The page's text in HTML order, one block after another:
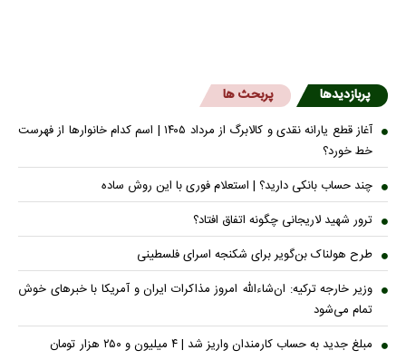
پربازدیدها پربحث ها
آغاز قطع یارانه نقدی و کالابرگ از مرداد ۱۴۰۵ | اسم کدام خانوار‌ها از فهرست
خط خورد؟
چند حساب بانکی دارید؟ | استعلام فوری با این روش ساده
ترور شهید لاریجانی چگونه اتفاق افتاد؟
طرح هولناک بن‌گویر برای شکنجه اسرای فلسطینی
وزیر خارجه ترکیه: ان‌شاءالله امروز مذاکرات ایران و آمریکا با خبرهای خوش
تمام می‌شود
مبلغ جدید به حساب کارمندان واریز شد | ۴ میلیون و ۲۵۰ هزار تومان